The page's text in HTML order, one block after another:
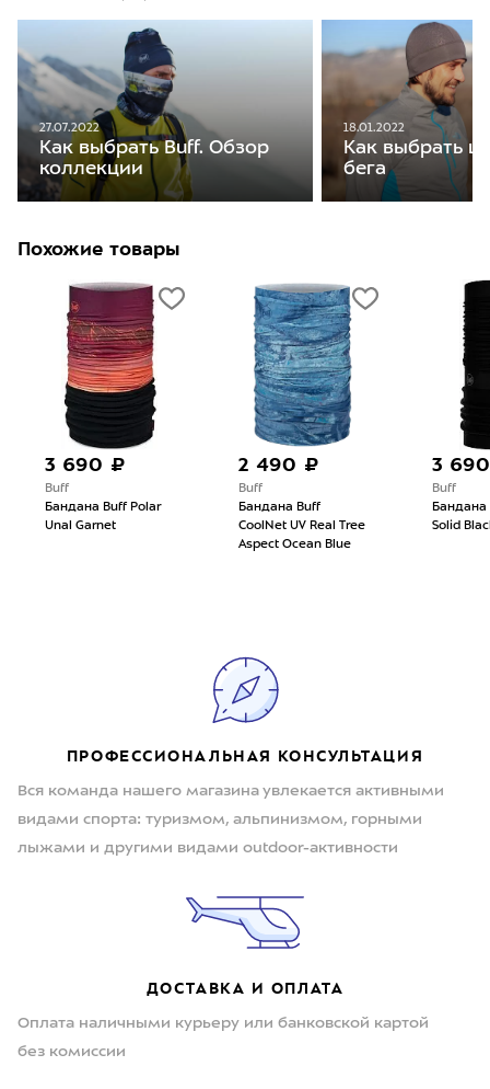
27.07.2022
Как выбрать Buff. Обзор
коллекции
18.01.2022
Как выбрать
бега
Похожие товары
3 690 ₽
Buff
Бандана Buff Polar
Unal Garnet
2 490 ₽
Buff
Бандана Buff
CoolNet UV Real Tree
Aspect Ocean Blue
3
Buff
Бандана
Solid
ПРОФЕССИОНАЛЬНАЯ КОНСУЛЬТАЦИЯ
Вся команда нашего магазина увлекается активными
видами спорта: туризмом, альпинизмом, горными
лыжами и другими видами outdoor-активности
ДОСТАВКА И ОПЛАТА
Оплата наличными курьеру или банковской картой
без комиссии